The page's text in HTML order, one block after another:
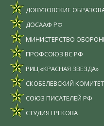
ДОВУЗОВСКИЕ
ДОСААФ РФ
МИНИСТЕРСТВО
ПРОФСОЮЗ ВС РФ
РИЦ «КРАСНАЯ ЗВЕЗДА»
СКОБЕЛЕВСКИЙ КОМИТЕТ
СОЮЗ ПИСАТЕЛЕЙ РФ
СТУДИЯ ГРЕКОВА